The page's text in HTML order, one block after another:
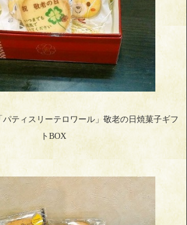
ティスリーテロワール」敬老の日焼菓子ギフ
トBOX